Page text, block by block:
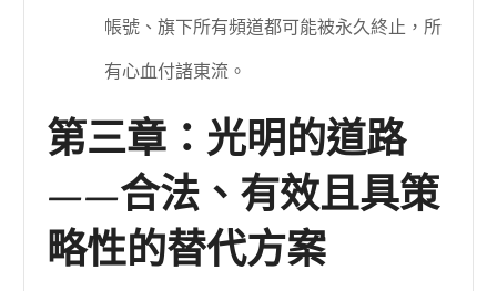
帳號、旗下所有頻道都可能被永久終止，所
有心血付諸東流。
第三章：光明的道路
——合法、有效且具策
略性的替代方案